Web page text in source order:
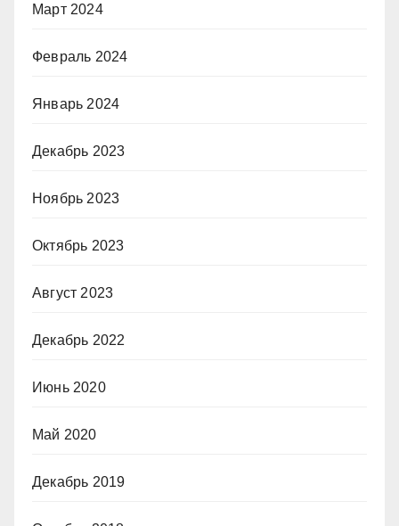
Март 2024
Февраль 2024
Январь 2024
Декабрь 2023
Ноябрь 2023
Октябрь 2023
Август 2023
Декабрь 2022
Июнь 2020
Май 2020
Декабрь 2019